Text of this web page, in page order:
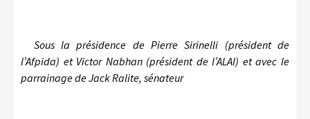
Sous la présidence de Pierre Sirinelli (président de
l’Afpida) et Victor Nabhan (président de l’ALAI) et avec le
parrainage de Jack Ralite, sénateur